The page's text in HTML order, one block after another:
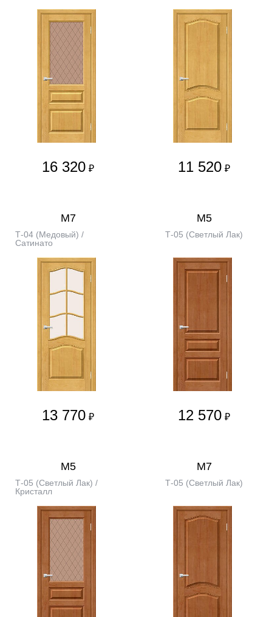
16 320 ₽ 11 520 ₽
М7
Т-04 (Медовый) /
Сатинато
13 770 ₽
М5
Т-05 (Светлый Лак)
12 570 ₽
М5
Т-05 (Светлый Лак) /
Кристалл
М7
Т-05 (Светлый Лак)